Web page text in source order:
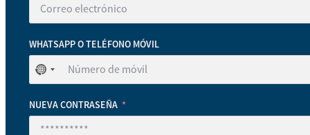
WHATSAPP O TELÉFONO MÓVIL
No
se
ha
seleccionado
ningún
NUEVA CONTRASEÑA